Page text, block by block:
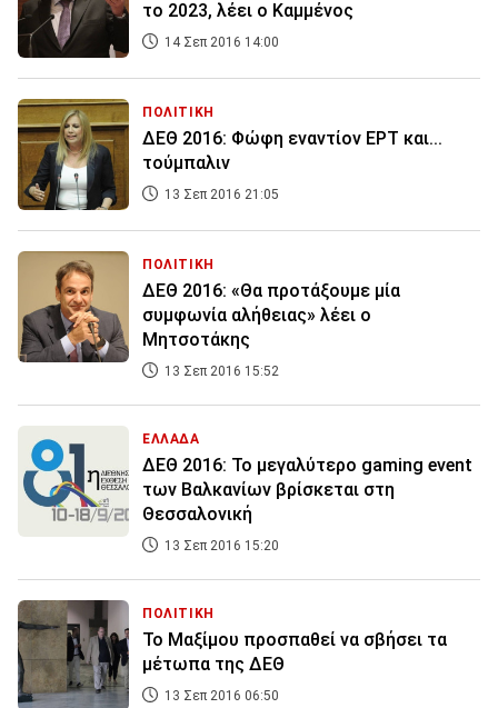
το 2023, λέει ο Καμμένος
14 Σεπ 2016 14:00
ΠΟΛΙΤΙΚΗ
ΔΕΘ 2016: Φώφη εναντίον ΕΡΤ και...
τούμπαλιν
13 Σεπ 2016 21:05
ΠΟΛΙΤΙΚΗ
ΔΕΘ 2016: «Θα προτάξουμε μία
συμφωνία αλήθειας» λέει ο
Μητσοτάκης
13 Σεπ 2016 15:52
ΕΛΛΑΔΑ
ΔΕΘ 2016: Το μεγαλύτερο gaming event
των Βαλκανίων βρίσκεται στη
Θεσσαλονική
13 Σεπ 2016 15:20
ΠΟΛΙΤΙΚΗ
Το Μαξίμου προσπαθεί να σβήσει τα
μέτωπα της ΔΕΘ
13 Σεπ 2016 06:50